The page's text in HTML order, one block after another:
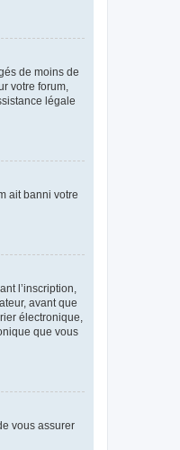
de moins de
votre forum,
légale
ait banni votre
l’inscription,
avant que
électronique,
que vous
vous assurer